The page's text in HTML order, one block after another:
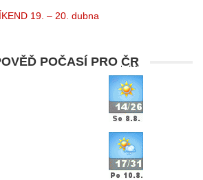
19. – 20. dubna
POČASÍ PRO ČR